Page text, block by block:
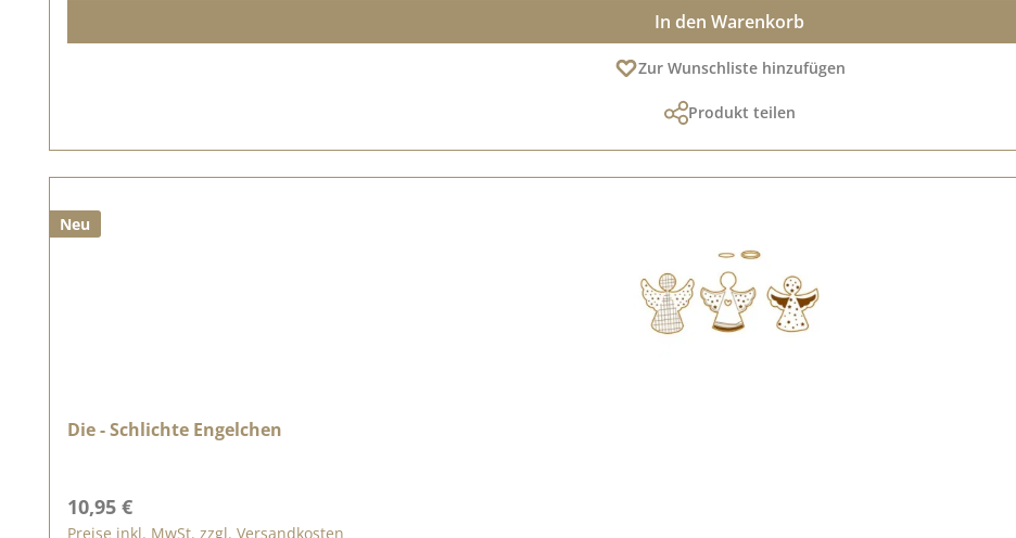
In den Warenkorb
Zur Wunschliste hinzufügen
Produkt teilen
Neu
Die - Schlichte Engelchen
Regulärer Preis:
10,95 €
Preise inkl. MwSt. zzgl. Versandkosten